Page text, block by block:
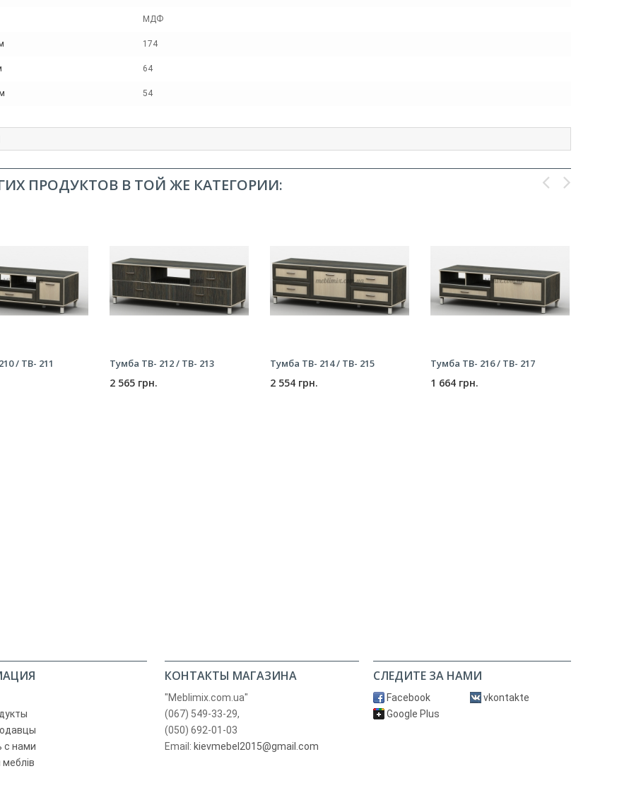
МДФ
174
64
54
ПРОДУКТОВ В ТОЙ ЖЕ КАТЕГОРИИ:
/ ТВ- 211 Тумба ТВ- 212 / ТВ- 213
2 565 грн.
Тумба ТВ- 214 / ТВ- 215
2 554 грн.
Тумба ТВ- 216 / ТВ- 217
1 664 грн.
с нами
КОНТАКТЫ МАГАЗИНА
"Meblimix.com.ua"
(067) 549-33-29,
(050) 692-01-03
Email: kievmebel2015@gmail.com
СЛЕДИТЕ ЗА НАМИ
Facebook
vkontakte
Google Plus